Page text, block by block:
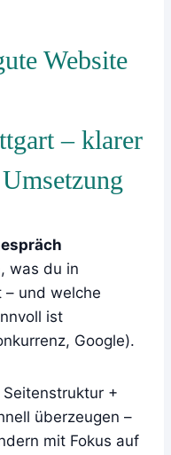
Website
– klarer
was du in
und welche
ist
Google).
+
überzeugen –
mit Fokus auf